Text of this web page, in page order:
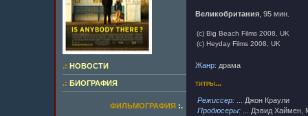
.: НОВОСТИ
.: БИОГРАФИЯ
ФИЛЬМОГРАФИЯ :.
Великобритания , 95 мин.
(c) Big Beach Films 2008, UK
(c) Heyday Films 2008, UK
Жанр: драма
титры...
Режиссер: ... Джон Краули
Продюсеры: ... Дэвид Хаймен,